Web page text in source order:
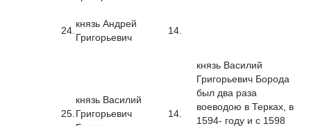
24.
князь Андрей
Григорьевич
14.
25.
князь Василий
Григорьевич
14.
князь Василий
Григорьевич Борода
был два раза
воеводою в Терках, в
1594- году и с 1598